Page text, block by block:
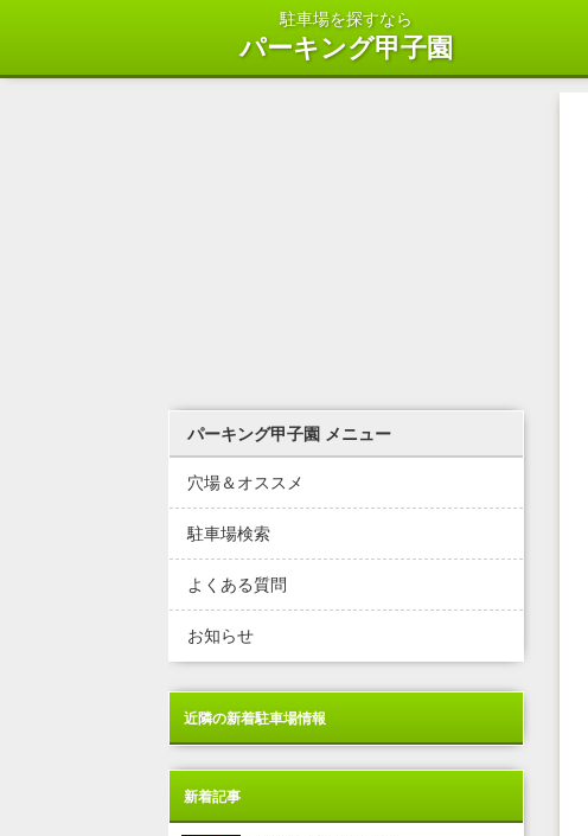
駐車場を探すなら
パーキング甲子園
パーキング甲子園 メニュー
穴場＆オススメ
駐車場検索
よくある質問
お知らせ
近隣の新着駐車場情報
新着記事